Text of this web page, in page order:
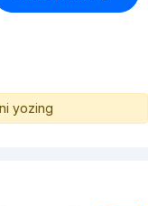
yozing